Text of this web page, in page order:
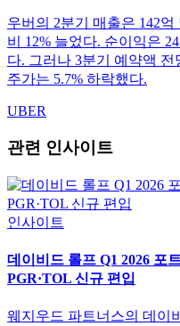
우버의 2분기 매출은 142
비 12% 늘었다. 순이익은
다. 그러나 3분기 예약액
주가는 5.7% 하락했다.
UBER
관련 인사이트
인사이트
데이비드 롤프 Q1 2026 포
PGR·TOL 신규 편입
웨지우드 파트너스의 데이